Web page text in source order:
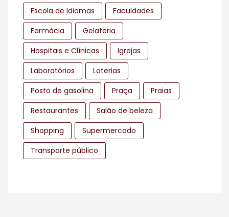
Escola de Idiomas
Faculdades
Farmácia
Gelateria
Hospitais e Clínicas
Igrejas
Laboratórios
Loterias
Posto de gasolina
Praça
Praias
Restaurantes
Salão de beleza
Shopping
Supermercado
Transporte público